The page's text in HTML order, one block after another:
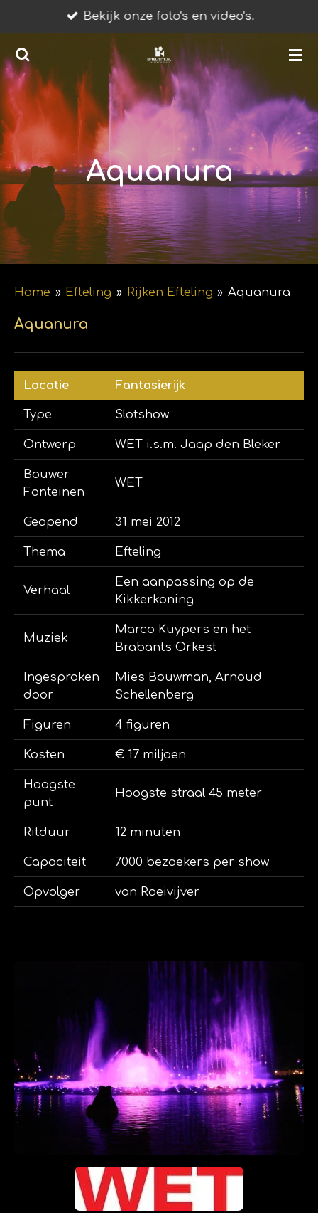
direct
naar
de
hoofdinhoud
Bekijk onze foto's en video's.
Aquanura
Home » Efteling » Rijken Efteling » Aquanura
Aquanura
Locatie Fantasierijk
Type Slotshow
Ontwerp WET i.s.m. Jaap den Bleker
Bouwer
Fonteinen
WET
Geopend 31 mei 2012
Thema Efteling
Verhaal
Een aanpassing op de
Kikkerkoning
Muziek
Marco Kuypers en het
Brabants Orkest
Ingesproken
door
Mies Bouwman, Arnoud
Schellenberg
Figuren 4 figuren
Kosten € 17 miljoen
Hoogste
punt
Hoogste straal 45 meter
Ritduur 12 minuten
Capaciteit 7000 bezoekers per show
Opvolger van Roeivijver